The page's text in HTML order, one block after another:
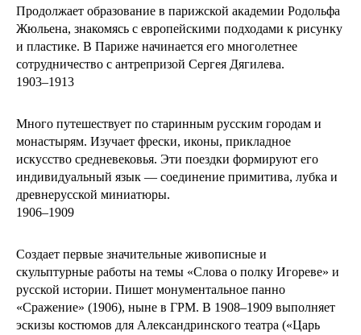
Продолжает образование в парижской академии Родольфа
Жюльена, знакомясь с европейскими подходами к рисунку
и пластике. В Париже начинается его многолетнее
сотрудничество с антрепризой Сергея Дягилева.
1903–1913
Много путешествует по старинным русским городам и
монастырям. Изучает фрески, иконы, прикладное
искусство средневековья. Эти поездки формируют его
индивидуальный язык — соединение примитива, лубка и
древнерусской миниатюры.
1906–1909
Создает первые значительные живописные и
скульптурные работы на темы «Слова о полку Игореве» и
русской истории. Пишет монументальное панно
«Сражение» (1906), ныне в ГРМ. В 1908–1909 выполняет
эскизы костюмов для Александринского театра («Царь